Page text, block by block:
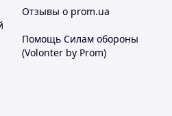
Отзывы о prom.ua
Помощь Силам обороны
(Volonter by Prom)